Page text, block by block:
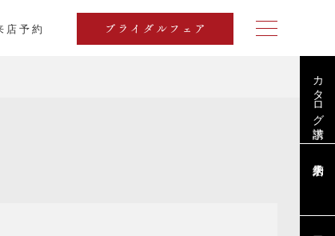
店予約 ブライダルフェア
カタログ請求